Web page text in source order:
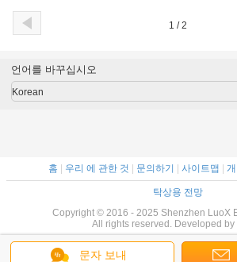
1 / 2
문자 보내
언어를 바꾸십시오
Korean
홈 우리 에 관한 것 문의하기 사이트맵
탁상용 전망
Copyright © 2016 - 2025 Shenzhen LuoX
All rights reserved. Developed by